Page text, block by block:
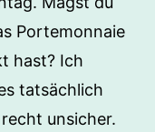
Portemonnaie
hast? Ich
tatsächlich
unsicher.